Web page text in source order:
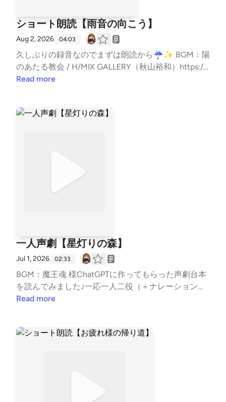
ショート朗読【雨音の向こう】
Aug 2, 2026 04:03
久しぶりの録音なのでまずは朗読から☔✨ BGM：陽
のあたる教会 / H/MIX GALLERY（秋山裕和）https://
www.hmix.netBGM：ホシノキセキ / H/MIX GALLERY
Read more
一人声劇【星灯りの森】
Jul 1, 2026 02:33
BGM：魔王魂 様ChatGPTに作ってもらった声劇台本
を読んでみました♪一応一人二役（＋ナレーション）
です。夜眠る前のお供にぜひ︎🌟⟡.*#声劇 #ひとり声
Read more